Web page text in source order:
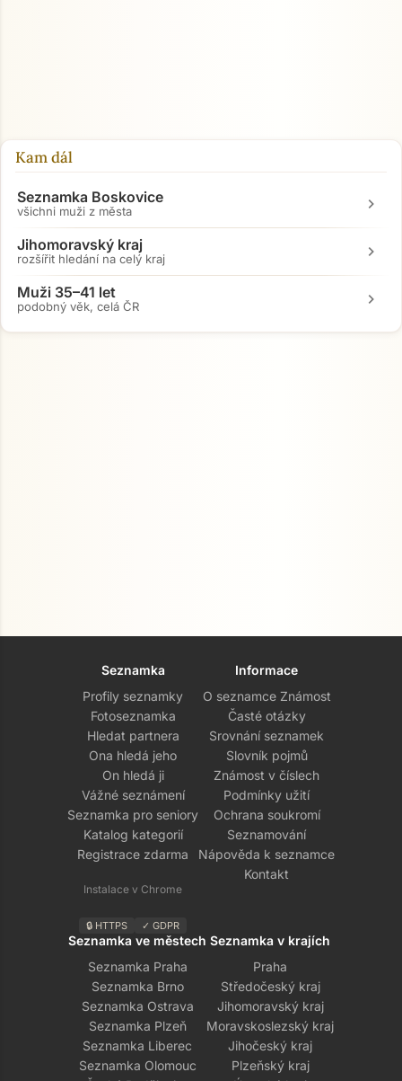
Kam dál
Seznamka Boskovice
všichni muži z města chevron_right
Jihomoravský kraj
rozšířit hledání na celý kraj chevron_right
Muži 35–41 let
podobný věk, celá ČR chevron_right
Seznamka
Profily seznamky
Fotoseznamka
Hledat partnera
Ona hledá jeho
On hledá ji
Vážné seznámení
Seznamka pro seniory
Katalog kategorií
Registrace zdarma
Instalace v Chrome
🔒 HTTPS ✓ GDPR
Informace
O seznamce Známost
Časté otázky
Srovnání seznamek
Slovník pojmů
Známost v číslech
Podmínky užití
Ochrana soukromí
Seznamování
Nápověda k seznamce
Kontakt
Seznamka ve městech
Seznamka Praha
Seznamka Brno
Seznamka Ostrava
Seznamka Plzeň
Seznamka Liberec
Seznamka Olomouc
Seznamka v krajích
Praha
Středočeský kraj
Jihomoravský kraj
Moravskoslezský kraj
Jihočeský kraj
Plzeňský kraj